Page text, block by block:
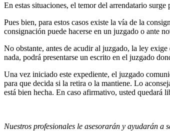
En estas situaciones, el temor del arrendatario
Pues bien, para estos casos existe la vía de la
consignación puede hacerse en un juzgado o ante
No obstante, antes de acudir al juzgado, la ley
nada, podrá presentarse un escrito en el juzgado
Una vez iniciado este expediente, el juzgado
para que decida si la retira o la mantiene. Lo
está bien hecha. En caso afirmativo, usted quedará
Nuestros profesionales le asesorarán y ayudarán a